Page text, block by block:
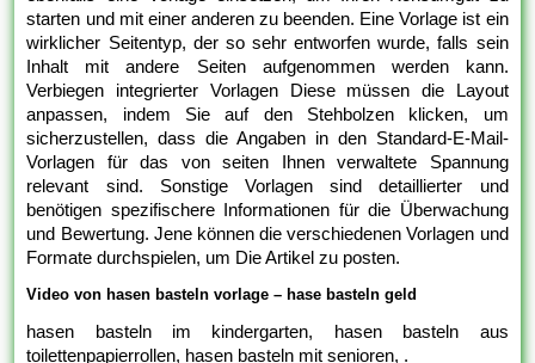
starten und mit einer anderen zu beenden. Eine Vorlage ist ein
wirklicher Seitentyp, der so sehr entworfen wurde, falls sein
Inhalt mit andere Seiten aufgenommen werden kann.
Verbiegen integrierter Vorlagen Diese müssen die Layout
anpassen, indem Sie auf den Stehbolzen klicken, um
sicherzustellen, dass die Angaben in den Standard-E-Mail-
Vorlagen für das von seiten Ihnen verwaltete Spannung
relevant sind. Sonstige Vorlagen sind detaillierter und
benötigen spezifischere Informationen für die Überwachung
und Bewertung. Jene können die verschiedenen Vorlagen und
Formate durchspielen, um Die Artikel zu posten.
Video von hasen basteln vorlage – hase basteln geld
hasen basteln im kindergarten, hasen basteln aus
toilettenpapierrollen, hasen basteln mit senioren, .